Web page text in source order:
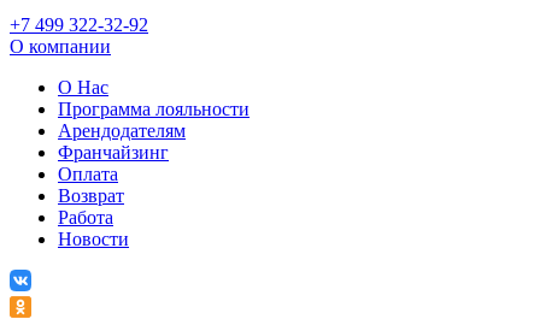
+7 499 322-32-92
О компании
О Нас
Программа лояльности
Арендодателям
Франчайзинг
Оплата
Возврат
Работа
Новости